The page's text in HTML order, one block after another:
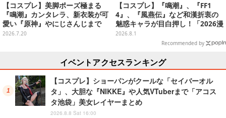
【コスプレ】美脚ポーズ極まる
『鳴潮』カンタレラ、新衣装が可
愛い『原神』やにじさんじまで
「アコスタ池袋」美麗レイヤー11
2026.7.20
【コスプレ】『鳴潮』、『FF1
4』、『風燕伝』など和漢折衷の
魅惑キャラが目白押し！「2026漫
画博覧会」美麗レイヤー13選【写
2026.8.1
Recommended by
イベントアクセスランキング
【コスプレ】ショーパンがクールな「セイバーオル
タ」、大胆な『NIKKE』や人気VTuberまで「アコス
タ池袋」美女レイヤーまとめ
2026.8.8 Sat 16:00